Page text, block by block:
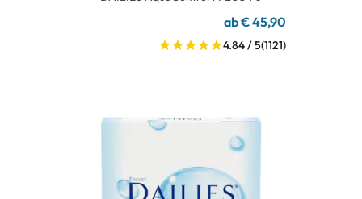
ab € 45,90
4.84 / 5(1121)